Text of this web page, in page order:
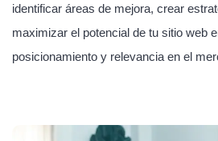
identificar áreas de mejora, crear
maximizar el potencial de tu sitio web
posicionamiento y relevancia en el